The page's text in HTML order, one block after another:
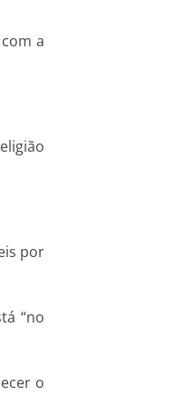
a
por
“no
o